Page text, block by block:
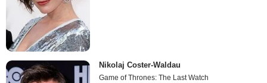
Nikolaj Coster-Waldau
Game of Thrones: The Last Watch